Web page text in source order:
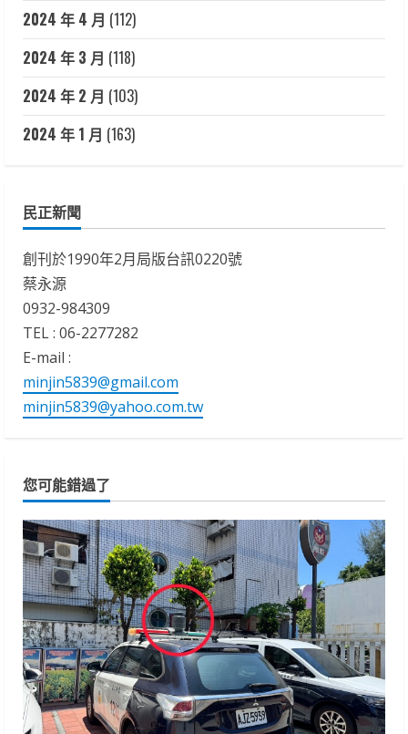
2024 年 4 月 (112)
2024 年 3 月 (118)
2024 年 2 月 (103)
2024 年 1 月 (163)
民正新聞
創刊於1990年2月局版台訊0220號
蔡永源
0932-984309
TEL : 06-2277282
E-mail :
minjin5839@gmail.com
minjin5839@yahoo.com.tw
您可能錯過了